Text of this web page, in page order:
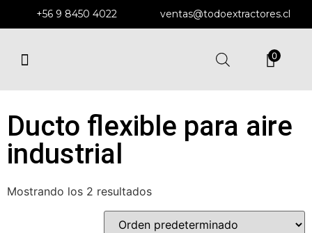
+56 9 8450 4022 ventas@todoextractores.cl
0
Ducto flexible para aire
industrial
Mostrando los 2 resultados